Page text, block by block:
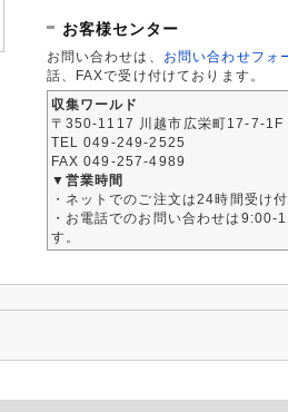
お客様センター
お問い合わせは、 お問い合わせフォ
話、FAXで受け付けております。
収集ワールド
〒350-1117 川越市広栄町17-7-1F
TEL 049-249-2525
FAX 049-257-4989
▼営業時間
・ネットでのご注文は24時間受け
・お電話でのお問い合わせは9:00-
す。